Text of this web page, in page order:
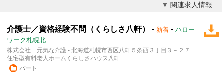
関連求人情報
介護士／資格経験不問（くらしさ八軒） - 新着 - ハロー
ワーク札幌北
株式会社 元気な介護 - 北海道札幌市西区八軒５条西３丁目３－２７
住宅型有料老人ホームくらしさハウス八軒
パート